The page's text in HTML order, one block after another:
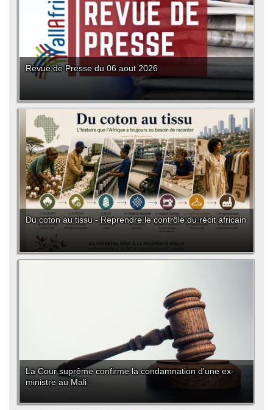
Revue de Presse du 06 aout 2026
Du coton au tissu - Reprendre le contrôle du récit africain
La Cour suprême confirme la condamnation d'une ex-
ministre au Mali